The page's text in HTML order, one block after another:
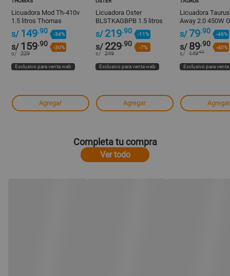
Licuadora Mod Th-410v
1.5 litros Thomas
s/ 149.90 -34%
s/ 159.90 -30%
s/ 229
Exclusivo para venta web
Agregar
Licuadora Oster
BLSTKAGBPB 1.5 litros
550W Negro - 2 Niveles
s/ 219.90 -11%
s/ 229.90 -7%
s/ 249
Exclusivo para venta web
Agregar
Licuadora
Away 2.0 450W
Vasos de 600ml
s/79.90 -46%
s/ 89.90 -40%
s/ 149.90
Exclusivo para
Agregar
Completa tu compra
Ver todo